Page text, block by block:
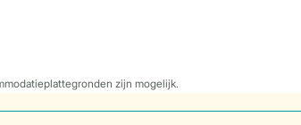
zijn mogelijk.